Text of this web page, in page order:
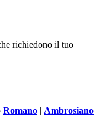
richiedono il tuo
Romano | Ambrosiano